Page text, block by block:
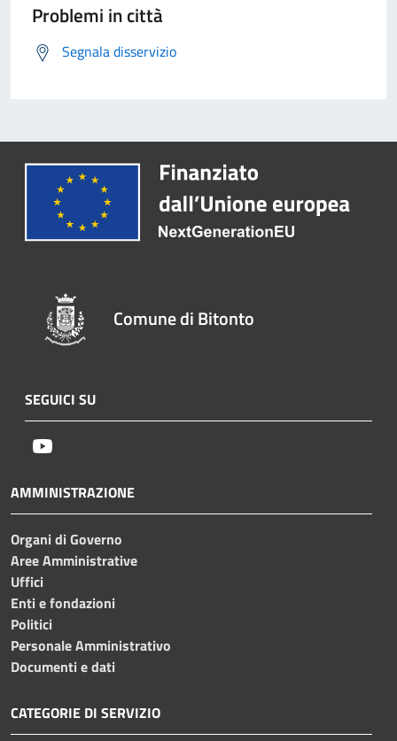
Problemi in città
Segnala disservizio
Comune di Bitonto
SEGUICI SU
AMMINISTRAZIONE
Organi di Governo
Aree Amministrative
Uffici
Enti e fondazioni
Politici
Personale Amministrativo
Documenti e dati
CATEGORIE DI SERVIZIO